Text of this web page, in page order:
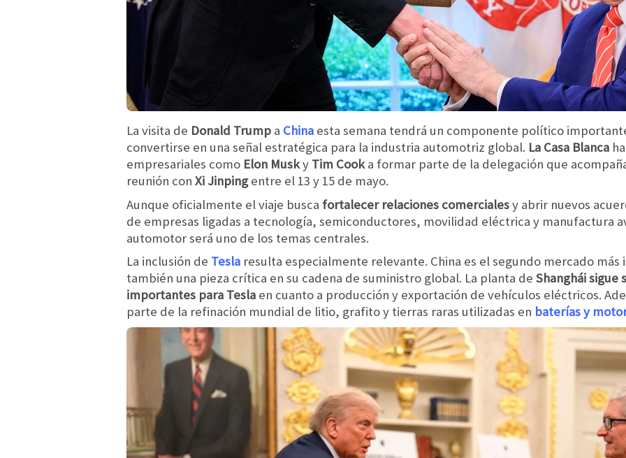
La visita de ‌Donald Trump a China esta semana tendrá un componente político
convertirse en una señal estratégica para la industria automotriz global. La Casa Blanca
empresariales como ‌Elon Musky ‌Tim Cooka formar parte de la delegación que
reunión con ‌Xi Jinpingentre el 13 y 15 de mayo.
Aunque oficialmente el viaje busca fortalecer relaciones comercialesy abrir nuevos
de empresas ligadas a tecnología, semiconductores, movilidad eléctrica y manufactura
automotor será uno de los temas centrales.
La inclusión de ‌ Tesla resulta especialmente relevante. China es el segundo mercado
también una pieza crítica en su cadena de suministro global. La planta de Shanghái sigue
importantes para Tesla en cuanto a producción y exportación de vehículos eléctricos.
parte de la refinación mundial de litio, grafito y tierras raras utilizadas en baterías y